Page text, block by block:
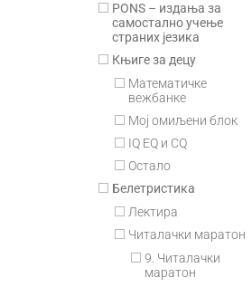
PONS – издања за
самостално учење
страних језика
Књиге за децу
Математичке
вежбанке
Мој омиљени блок
IQ EQ и CQ
Остало
Белетристика
Лектира
Читалачки маратон
9. Читалачки
маратон